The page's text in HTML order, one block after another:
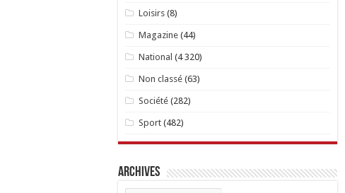
Loisirs(8)
Magazine(44)
National (4 320)
Non classé(63)
Société(282)
Sport(482)
Archives